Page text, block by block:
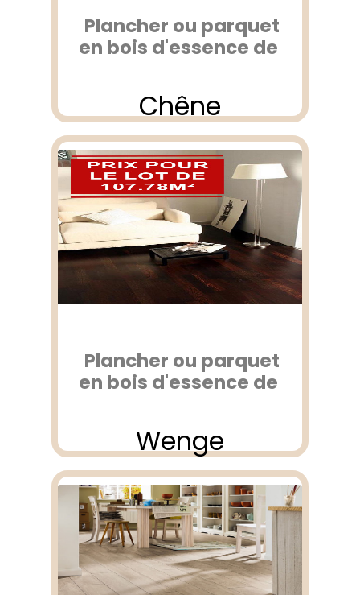
Plancher ou parquet
en bois d'essence de
Chêne
Plancher ou parquet
en bois d'essence de
Wenge